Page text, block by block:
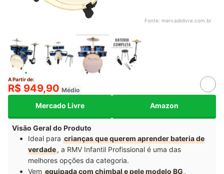
Fonte: mercadolivre.com.br
A Partir de:
R$ 949,90 Médio
Mercado Livre Amazon
Visão Geral do Produto
Ideal para crianças que querem aprender bateria de
verdade, a RMV Infantil Profissional é uma das
melhores opções da categoria.
Vem equipada com chimbal e pele modelo BG,